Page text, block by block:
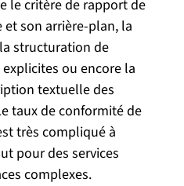
le critère de rapport de
son arrière-plan, la
structuration de
ou encore la
textuelle des
taux de conformité de
très compliqué à
pour des services
complexes.